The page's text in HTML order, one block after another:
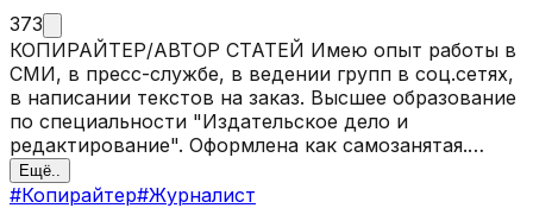
373
КОПИРАЙТЕР/АВТОР СТАТЕЙ Имею опыт работы в
СМИ, в пресс-службе, в ведении групп в соц.сетях,
в написании текстов на заказ. Высшее образование
по специальности "Издательское дело и
редактирование". Оформлена как самозанятая.
ФОРМАТЫ, С КОТОРЫМИ РАБОТАЮ: -интервью;
-статьи; -контент-планы и посты для групп/блогов; -
Ещё..
#Копирайтер#Журналист